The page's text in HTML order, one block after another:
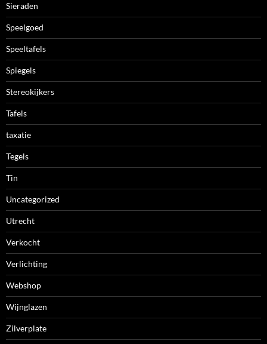
Sieraden
Speelgoed
Speeltafels
Spiegels
Stereokijkers
Tafels
taxatie
Tegels
Tin
Uncategorized
Utrecht
Verkocht
Verlichting
Webshop
Wijnglazen
Zilverplate